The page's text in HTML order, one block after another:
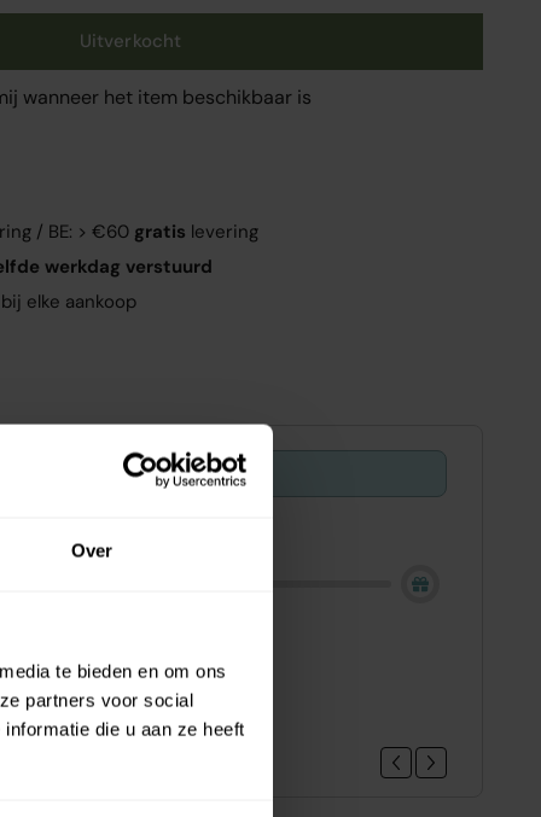
Over
te bieden en om ons
partners voor social
die u aan ze heeft
Uitverkocht
wanneer het item beschikbaar is
/ BE: > €60 gratis levering
werkdag verstuurd
bij elke aankoop
Offer ends in:29 : 47
vera hair gel mini, 22ml